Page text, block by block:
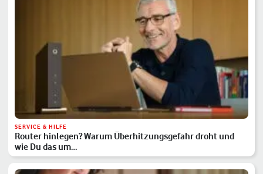
SERVICE & HILFE
Router hinlegen? Warum Überhitzungsgefahr droht und
wie Du das um…